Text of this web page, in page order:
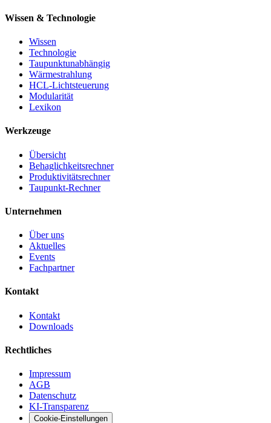
Wissen & Technologie
Wissen
Technologie
Taupunktunabhängig
Wärmestrahlung
HCL-Lichtsteuerung
Modularität
Lexikon
Werkzeuge
Übersicht
Behaglichkeitsrechner
Produktivitätsrechner
Taupunkt-Rechner
Unternehmen
Über uns
Aktuelles
Events
Fachpartner
Kontakt
Kontakt
Downloads
Rechtliches
Impressum
AGB
Datenschutz
KI-Transparenz
Cookie-Einstellungen